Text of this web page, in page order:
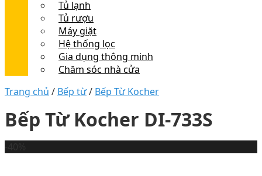
Tủ lạnh
Tủ rượu
Máy giặt
Hệ thống lọc
Gia dụng thông minh
Chăm sóc nhà cửa
Trang chủ / Bếp từ/ Bếp Từ Kocher
Bếp Từ Kocher DI-733S